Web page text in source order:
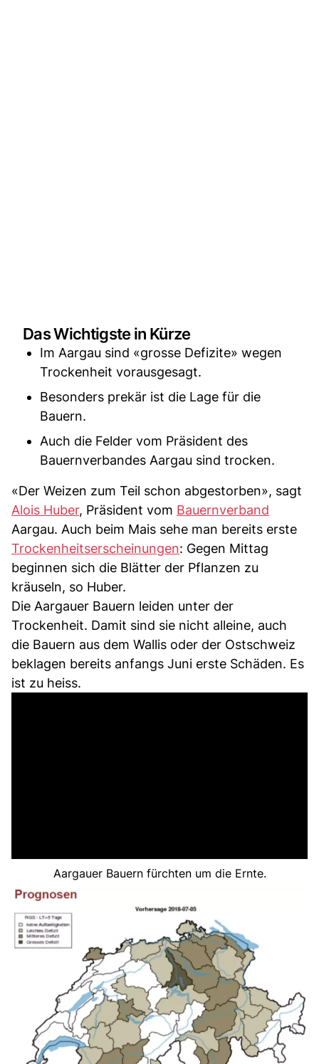
Das Wichtigste in Kürze
Im Aargau sind «grosse Defizite» wegen
Trockenheit vorausgesagt.
Besonders prekär ist die Lage für die
Bauern.
Auch die Felder vom Präsident des
Bauernverbandes Aargau sind trocken.
«Der Weizen zum Teil schon abgestorben», sagt
Alois Huber, Präsident vom Bauernverband
Aargau. Auch beim Mais sehe man bereits erste
Trockenheitserscheinungen: Gegen Mittag
beginnen sich die Blätter der Pflanzen zu
kräuseln, so Huber.
Die Aargauer Bauern leiden unter der
Trockenheit. Damit sind sie nicht alleine, auch
die Bauern aus dem Wallis oder der Ostschweiz
beklagen bereits anfangs Juni erste Schäden. Es
ist zu heiss.
Aargauer Bauern fürchten um die Ernte.